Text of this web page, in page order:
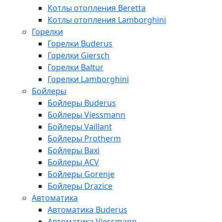
Котлы отопления Beretta
Котлы отопления Lamborghini
Горелки
Горелки Buderus
Горелки Giersch
Горелки Baltur
Горелки Lamborghini
Бойлеры
Бойлеры Buderus
Бойлеры Viessmann
Бойлеры Vaillant
Бойлеры Protherm
Бойлеры Baxi
Бойлеры ACV
Бойлеры Gorenje
Бойлеры Drazice
Автоматика
Автоматика Buderus